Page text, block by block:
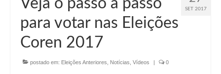
SET 2017
Veja o passo a passo
para votar nas Eleições
Coren 2017
postado em: Eleições Anteriores Notícias Vídeos | 0